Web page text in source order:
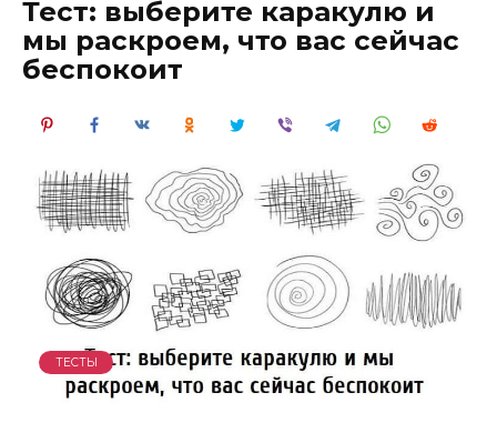
Тест: выберите каракулю и
мы раскроем, что вас сейчас
беспокоит
ТЕСТЫ